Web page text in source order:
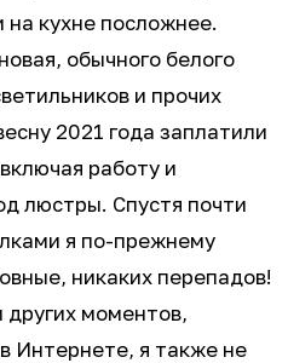
на кухне посложнее.
обычного белого
и прочих
2021 года заплатили
работу и
люстры. Спустя почти
я по-прежнему
никаких перепадов!
других моментов,
Интернете, я также не